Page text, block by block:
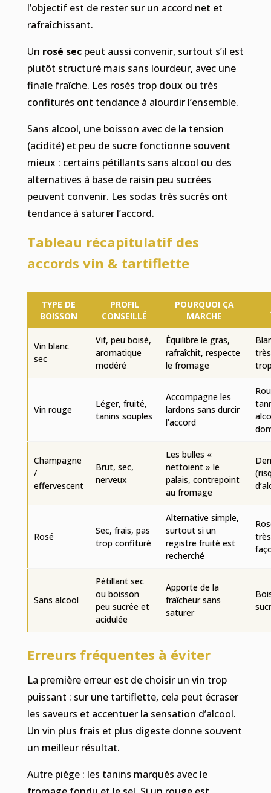
l’objectif est de rester sur un accord net et
rafraîchissant.
Un rosé secpeut aussi convenir, surtout s’il est
plutôt structuré mais sans lourdeur, avec une
finale fraîche. Les rosés trop doux ou très
confiturés ont tendance à alourdir l’ensemble.
Sans alcool, une boisson avec de la tension
(acidité) et peu de sucre fonctionne souvent
mieux : certains pétillants sans alcool ou des
alternatives à base de raisin peu sucrées
peuvent convenir. Les sodas très sucrés ont
tendance à saturer l’accord.
Tableau récapitulatif des
accords vin & tartiflette
TYPE DE
BOISSON
PROFIL
CONSEILLÉ
POURQUOI ÇA
MARCHE
Vin blanc
sec
Vif, peu boisé,
aromatique
modéré
Équilibre le gras,
rafraîchit, respecte
le fromage
Vin rouge
Léger, fruité,
tanins souples
Accompagne les
lardons sans durcir
l’accord
Champagne
/
effervescent
Brut, sec,
nerveux
Les bulles «
nettoient » le
palais, contrepoint
au fromage
Rosé
Sec, frais, pas
trop confituré
Alternative simple,
surtout si un
registre fruité est
recherché
Sans alcool
Pétillant sec
ou boisson
peu sucrée et
acidulée
Apporte de la
fraîcheur sans
saturer
Erreurs fréquentes à éviter
La première erreur est de choisir un vin trop
puissant : sur une tartiflette, cela peut écraser
les saveurs et accentuer la sensation d’alcool.
Un vin plus frais et plus digeste donne souvent
un meilleur résultat.
Autre piège : les tanins marqués avec le